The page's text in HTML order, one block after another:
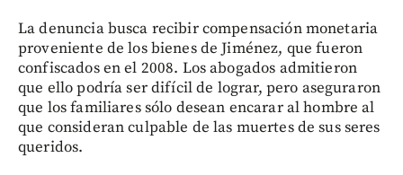
La denuncia busca recibir compensación monetaria
proveniente de los bienes de Jiménez, que fueron
confiscados en el 2008. Los abogados admitieron
que ello podría ser difícil de lograr, pero aseguraron
que los familiares sólo desean encarar al hombre al
que consideran culpable de las muertes de sus seres
queridos.